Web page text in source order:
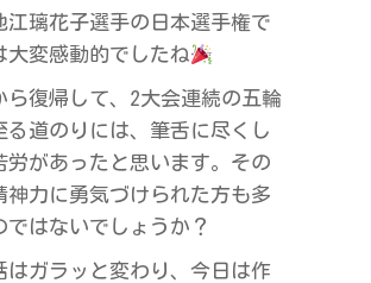
江璃花子選手の日本選手権で
大変感動的でしたね
ら復帰して、2大会連続の五輪
る道のりには、筆舌に尽くし
労があったと思います。その
神力に勇気づけられた方も多
ではないでしょうか？
はガラッと変わり、今日は作